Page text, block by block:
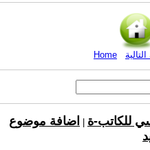
Home
للكاتب-ة
اضافة موضوع